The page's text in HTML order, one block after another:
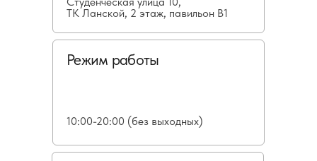
ТК Ланской, 2 этаж, павильон В1
Режим работы
10:00-20:00 (без выходных)